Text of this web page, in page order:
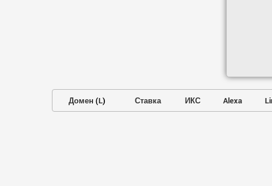
Домен (L) Ставка ИКС Alexa